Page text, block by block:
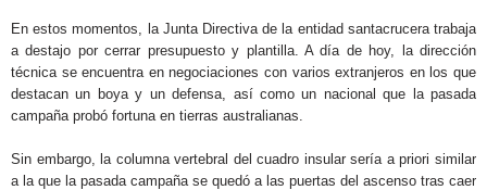
En estos momentos, la Junta Directiva de la entidad santacrucera trabaja
a destajo por cerrar presupuesto y plantilla. A día de hoy, la dirección
técnica se encuentra en negociaciones con varios extranjeros en los que
destacan un boya y un defensa, así como un nacional que la pasada
campaña probó fortuna en tierras australianas.
Sin embargo, la columna vertebral del cuadro insular sería a priori similar
a la que la pasada campaña se quedó a las puertas del ascenso tras caer